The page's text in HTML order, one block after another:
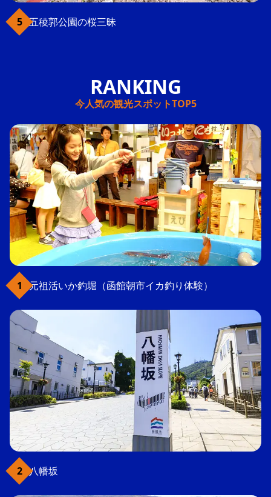
五稜郭公園の桜三昧
今人気の観光スポットTOP5
元祖活いか釣堀（函館朝市イカ釣り体験）
八幡坂